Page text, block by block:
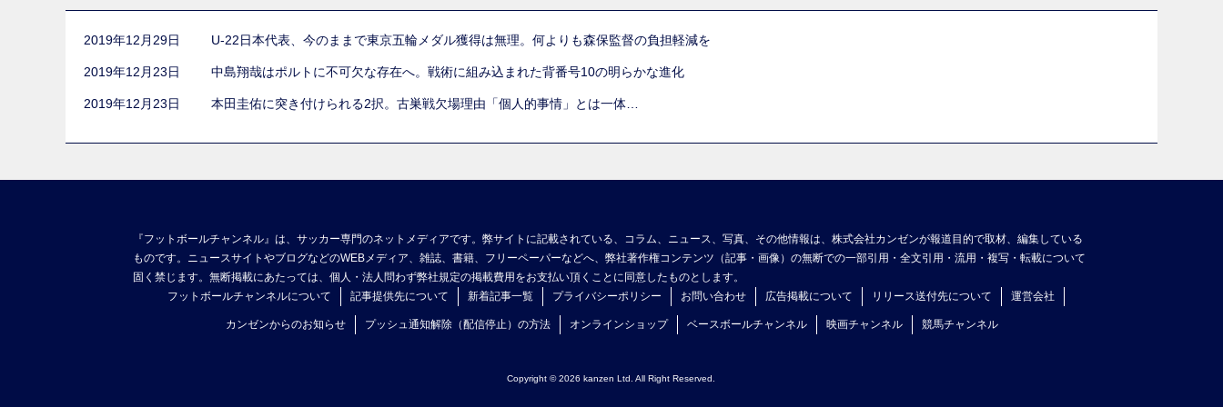
2019年12月29日 U-22日本代表、今のままで東京五輪メダル獲得は無理。何よりも森保監督の負担軽減を
2019年12月23日 中島翔哉はポルトに不可欠な存在へ。戦術に組み込まれた背番号10の明らかな進化
2019年12月23日 本田圭佑に突き付けられる2択。古巣戦欠場理由「個人的事情」とは一体…
『フットボールチャンネル』は、サッカー専門のネットメディアです。弊サイトに記載されている、コラム、ニュース、写真、その他情報は、株式会社カンゼンが報道目的で取材、編集している
ものです。ニュースサイトやブログなどのWEBメディア、雑誌、書籍、フリーペーパーなどへ、弊社著作権コンテンツ（記事・画像）の無断での一部引用・全文引用・流用・複写・転載について
固く禁じます。無断掲載にあたっては、個人・法人問わず弊社規定の掲載費用をお支払い頂くことに同意したものとします。
フットボールチャンネルについて
記事提供先について 新着記事一覧 プライバシーポリシー お問い合わせ 広告掲載について リリース送付先について 運営会社
カンゼンからのお知らせ プッシュ通知解除（配信停止）の方法 オンラインショップ ベースボールチャンネル 映画チャンネル 競馬チャンネル
Copyright © 2026 kanzen Ltd. All Right Reserved.